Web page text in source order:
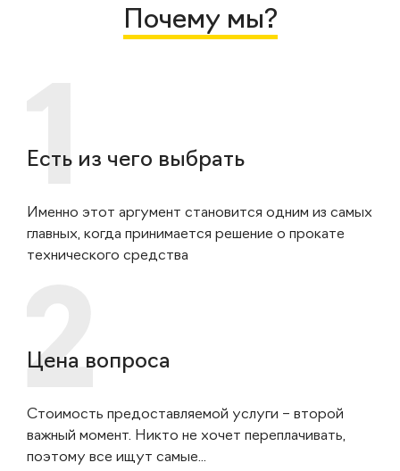
Почему мы?
Есть из чего выбрать
Именно этот аргумент становится одним из самых
главных, когда принимается решение о прокате
технического средства
Цена вопроса
Стоимость предоставляемой услуги – второй
важный момент. Никто не хочет переплачивать,
поэтому все ищут самые...